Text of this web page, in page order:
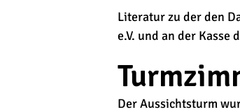
Literatur zu der den
e.V. und an der
Der Aussichtsturm